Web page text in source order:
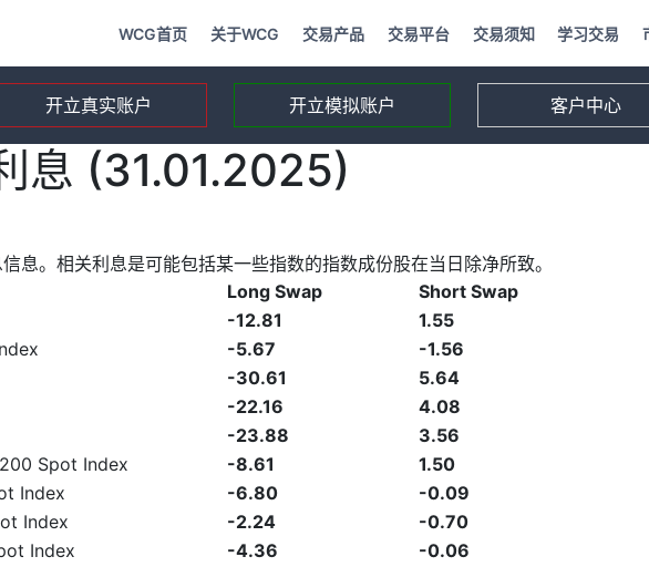
WCG首页 关于WCG 交易产品 交易平台 交易须知 学习交易
开立真实账户 开立模拟账户 客户中心
息 (31.01.2025)
息。相关利息是可能包括某一些指数的指数成份股在当日除净所致。
Long Swap
Short Swap
-12.81
1.55
-5.67
-1.56
-30.61
5.64
-22.16
4.08
-23.88
3.56
Spot Index -8.61
1.50
Index -6.80
-0.09
Index -2.24
-0.70
Index -4.36
-0.06